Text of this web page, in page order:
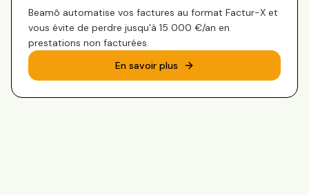
Beamô automatise vos factures au format Factur-X et
vous évite de perdre jusqu'à 15 000 €/an en
prestations non facturées.
En savoir plus